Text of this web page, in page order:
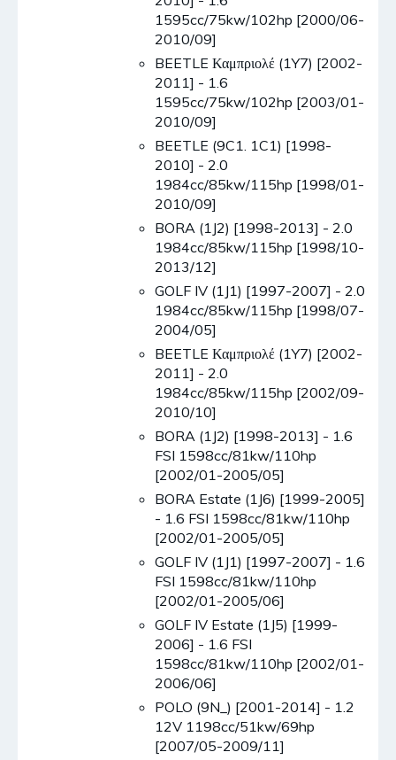
1595cc/75kw/102hp [2000/06-
2010/09]
BEETLE Καμπριολέ (1Y7) [2002-
2011] - 1.6
1595cc/75kw/102hp [2003/01-
2010/09]
BEETLE (9C1. 1C1) [1998-
2010] - 2.0
1984cc/85kw/115hp [1998/01-
2010/09]
BORA (1J2) [1998-2013] - 2.0
1984cc/85kw/115hp [1998/10-
2013/12]
GOLF IV (1J1) [1997-2007] - 2.0
1984cc/85kw/115hp [1998/07-
2004/05]
BEETLE Καμπριολέ (1Y7) [2002-
2011] - 2.0
1984cc/85kw/115hp [2002/09-
2010/10]
BORA (1J2) [1998-2013] - 1.6
FSI 1598cc/81kw/110hp
[2002/01-2005/05]
BORA Estate (1J6) [1999-2005]
- 1.6 FSI 1598cc/81kw/110hp
[2002/01-2005/05]
GOLF IV (1J1) [1997-2007] - 1.6
FSI 1598cc/81kw/110hp
[2002/01-2005/06]
GOLF IV Estate (1J5) [1999-
2006] - 1.6 FSI
1598cc/81kw/110hp [2002/01-
2006/06]
POLO (9N_) [2001-2014] - 1.2
12V 1198cc/51kw/69hp
[2007/05-2009/11]